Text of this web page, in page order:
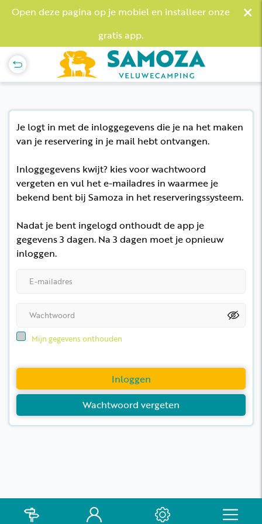
Open deze pagina op je mobiel en installeer onze
gratis app.
×
Je logt in met de inloggegevens die je na het maken
van je reservering in je mail hebt ontvangen.
Inloggegevens kwijt? kies voor wachtwoord
vergeten en vul het e-mailadres in waarmee je
bekend bent bij Samoza in het reserveringssysteem.
Nadat je bent ingelogd onthoudt de app je
gegevens 3 dagen. Na 3 dagen moet je opnieuw
inloggen.
Mijn gegevens onthouden
Wachtwoord vergeten
Inloggen